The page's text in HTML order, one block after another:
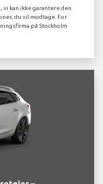
kan ikke garantere den
du vil modtage. For
på Stockholm